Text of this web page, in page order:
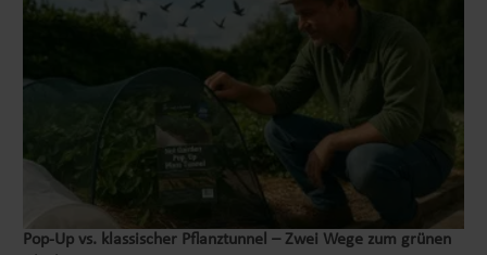
Pop‑Up vs. klassischer Pflanztunnel – Zwei Wege zum grünen